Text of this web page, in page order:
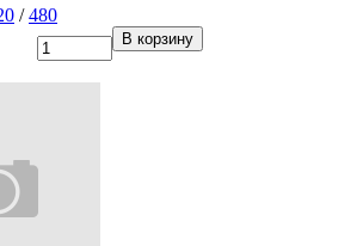
/480
В корзину